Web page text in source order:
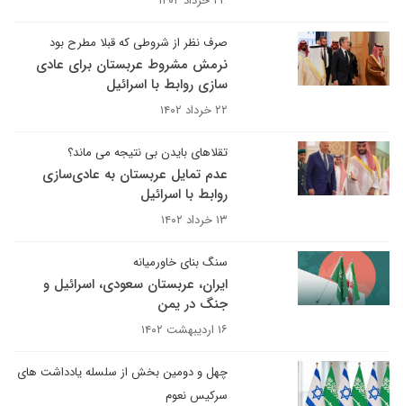
صرف نظر از شروطی که قبلا مطرح بود
نرمش مشروط عربستان برای عادی
سازی روابط با اسرائیل
۲۲ خرداد ۱۴۰۲
تقلاهای بایدن بی نتیجه می ماند؟
عدم تمایل عربستان به عادی‌سازی
روابط با اسرائیل
۱۳ خرداد ۱۴۰۲
سنگ بنای خاورمیانه
ایران، عربستان سعودی، اسرائیل و
جنگ در یمن
۱۶ اردیبهشت ۱۴۰۲
چهل و دومین بخش از سلسله یادداشت های
سرکیس نعوم